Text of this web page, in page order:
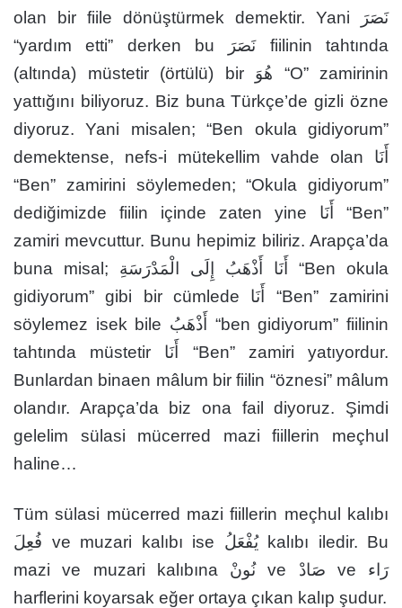
olan bir fiile dönüştürmek demektir. Yani نَصَرَ
“yardım etti” derken bu نَصَرَ fiilinin tahtında
(altında) müstetir (örtülü) bir هُوَ “O” zamirinin
yattığını biliyoruz. Biz buna Türkçe’de gizli özne
diyoruz. Yani misalen; “Ben okula gidiyorum”
demektense, nefs-i mütekellim vahde olan أَنَا
“Ben” zamirini söylemeden; “Okula gidiyorum”
dediğimizde fiilin içinde zaten yine أَنَا “Ben”
zamiri mevcuttur. Bunu hepimiz biliriz. Arapça’da
buna misal; أَنَا أَذْهَبُ إِلَى الْمَدْرَسَةِ “Ben okula
gidiyorum” gibi bir cümlede أَنَا “Ben” zamirini
söylemez isek bile أَذْهَبُ “ben gidiyorum” fiilinin
tahtında müstetir أَنَا “Ben” zamiri yatıyordur.
Bunlardan binaen mâlum bir fiilin “öznesi” mâlum
olandır. Arapça’da biz ona fail diyoruz. Şimdi
gelelim sülasi mücerred mazi fiillerin meçhul
haline…
Tüm sülasi mücerred mazi fiillerin meçhul kalıbı
فُعِلَ ve muzari kalıbı ise يُفْعَلُ kalıbı iledir. Bu
mazi ve muzari kalıbına نُونْ ve صَادْ ve رَاء
harflerini koyarsak eğer ortaya çıkan kalıp şudur.